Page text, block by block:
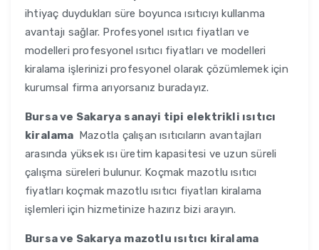
ihtiyaç duydukları süre boyunca ısıtıcıyı kullanma
avantajı sağlar. Profesyonel ısıtıcı fiyatları ve
modelleri profesyonel ısıtıcı fiyatları ve modelleri
kiralama işlerinizi profesyonel olarak çözümlemek için
kurumsal firma arıyorsanız buradayız.
Bursa ve Sakarya sanayi tipi elektrikli ısıtıcı
kiralama Mazotla çalışan ısıtıcıların avantajları
arasında yüksek ısı üretim kapasitesi ve uzun süreli
çalışma süreleri bulunur. Koçmak mazotlu ısıtıcı
fiyatları koçmak mazotlu ısıtıcı fiyatları kiralama
işlemleri için hizmetinize hazırız bizi arayın.
Bursa ve Sakarya mazotlu ısıtıcı kiralama